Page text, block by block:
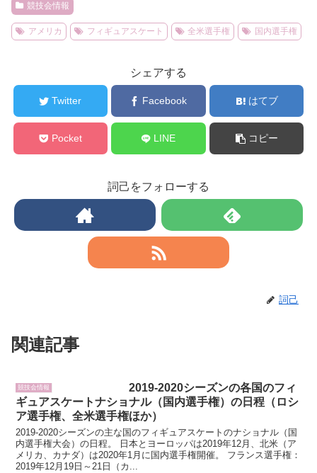
競技会情報
アメリカ フィギュアスケート 全米選手権 国内選手権
シェアする
Twitter Facebook はてブ
Pocket LINE コピー
詞己をフォローする
詞己
関連記事
競技会情報
2019-2020シーズンの各国のフィ
ギュアスケートナショナル（国内選手権）の日程（ロシ
ア選手権、全米選手権ほか）
2019-2020シーズンの主な国のフィギュアスケートのナショナル（国
内選手権大会）の日程。 日本とヨーロッパは2019年12月、北米（ア
メリカ、カナダ）は2020年1月に国内選手権開催。 フランス選手権：
2019年12月19日～21日（カ...